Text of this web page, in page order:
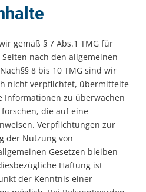
gemäß § 7 Abs.1 TMG für
nach den allgemeinen
8 bis 10 TMG sind wir
nicht verpflichtet, übermittelte
Informationen zu überwachen
die auf eine
Verpflichtungen zur
der Nutzung von
Gesetzen bleiben
Haftung ist
der Kenntnis einer